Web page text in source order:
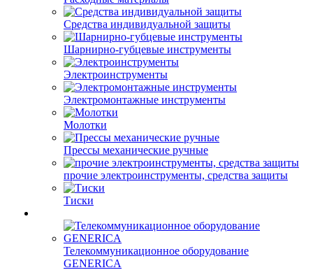
Средства индивидуальной защиты
Шарнирно-губцевые инструменты
Электроинструменты
Электромонтажные инструменты
Молотки
Прессы механические ручные
прочие электроинструменты, средства защиты
Тиски
Телекоммуникационное оборудование
GENERICA